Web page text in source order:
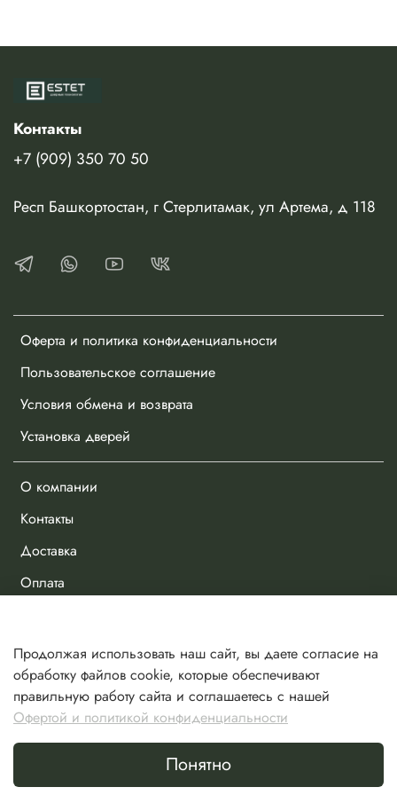
Оферта и политика конфиденциальности
Пользовательское соглашение
Условия обмена и возврата
Установка дверей
О компании
Контакты
Доставка
Оплата
Избранное
Сравнение
Корзина
Контакты
+7 (909) 350 70 50
Респ Башкортостан, г Стерлитамак, ул Артема, д 118
Сделано в Хезар
Продолжая использовать наш сайт, вы даете согласие на
обработку файлов cookie, которые обеспечивают
правильную работу сайта и соглашаетесь с нашей
Офертой и политикой конфиденциальности
Понятно